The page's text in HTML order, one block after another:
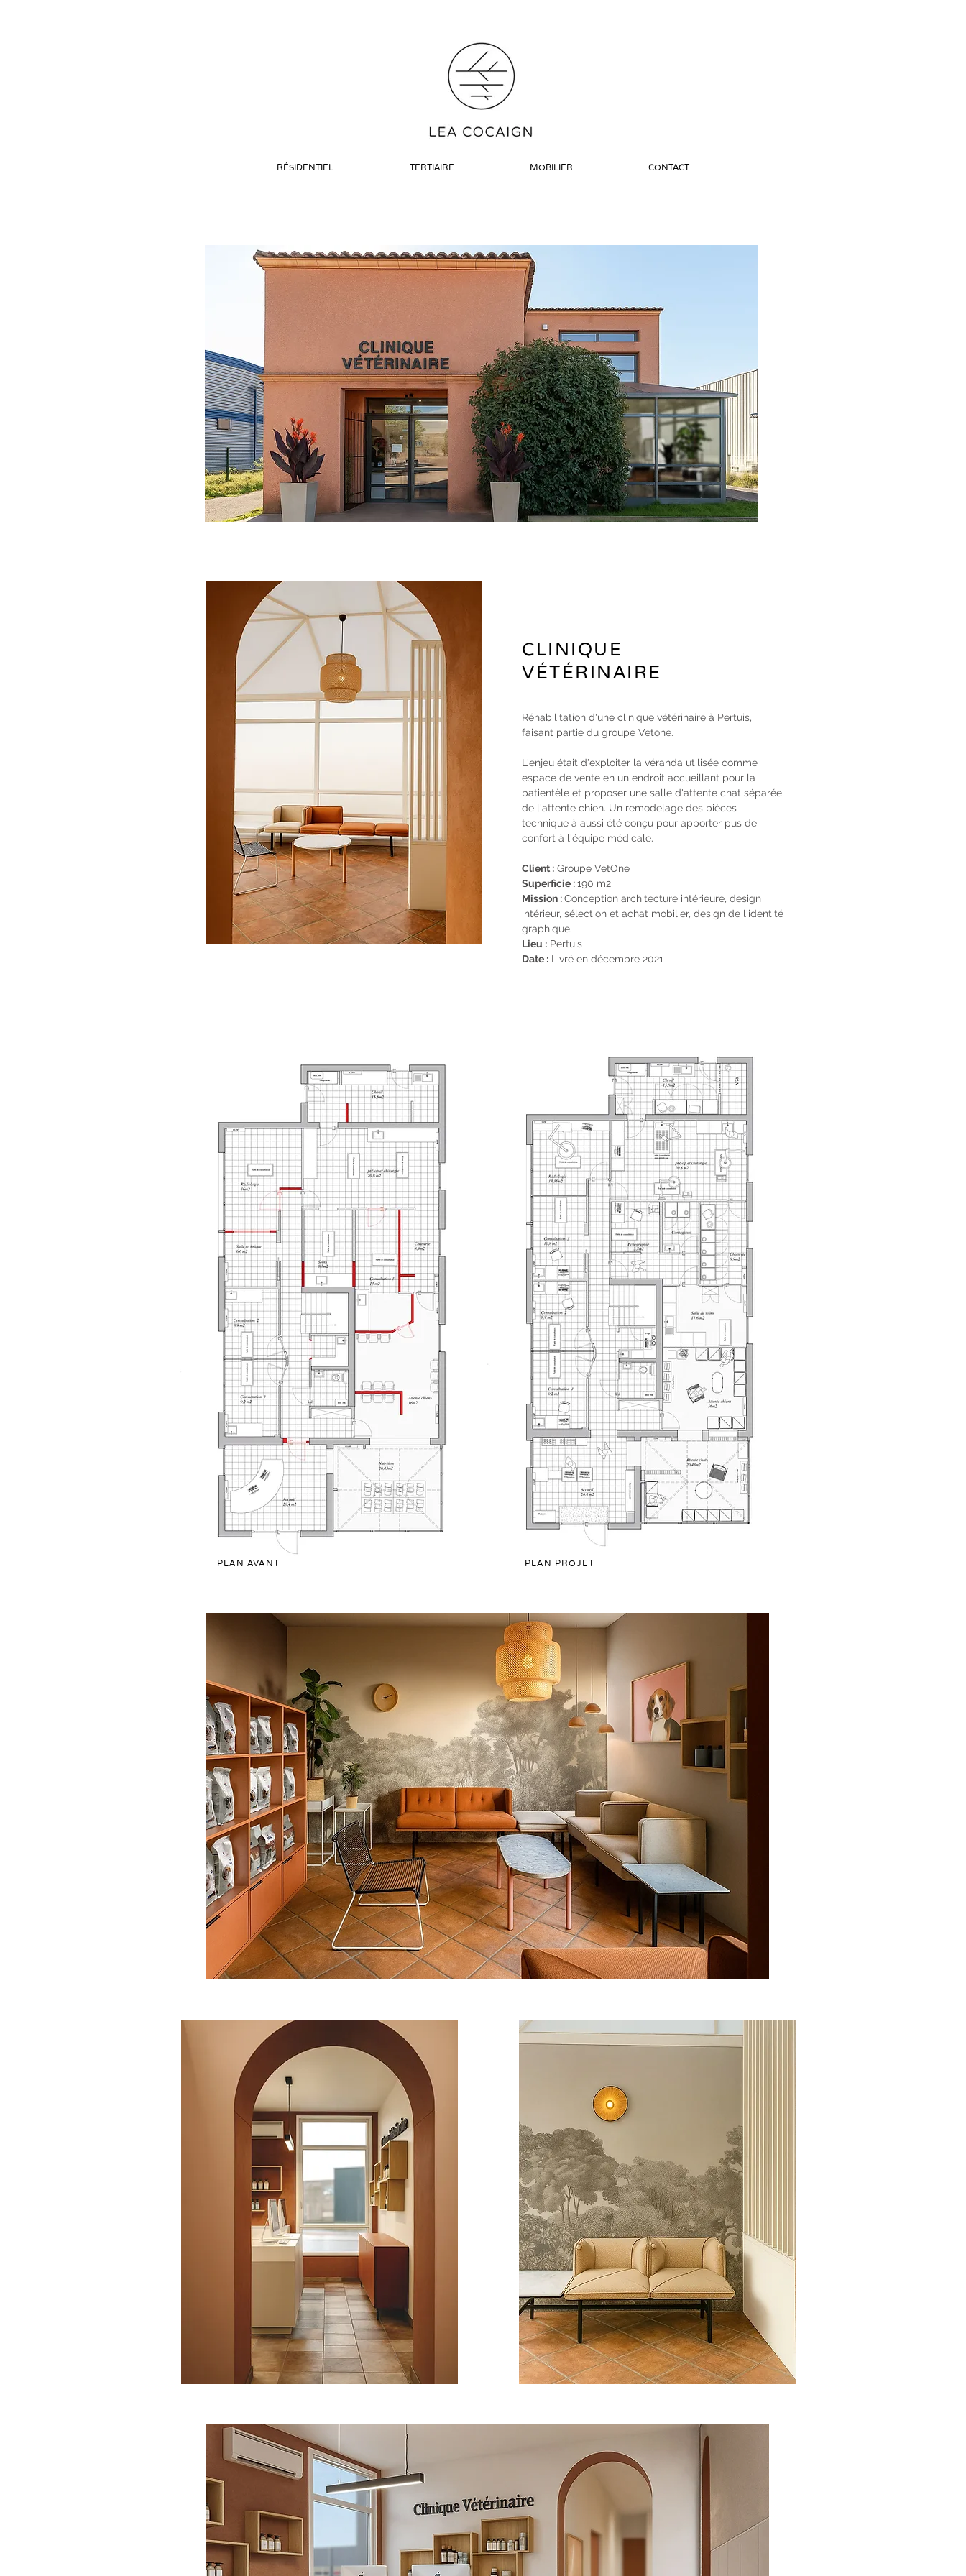
RÉSIDENTIEL TERTIAIRE MOBILIER CONTACT
CLINIQUE
VÉTÉRINAIRE
Réhabilitation d'une clinique vétérinaire à Pertuis,
faisant partie du groupe Vetone.
L'enjeu était d'exploiter la véranda utilisée comme
espace de vente en un endroit accueillant pour la
patientèle et proposer une salle d'attente chat séparée
de l'attente chien. Un remodelage des pièces
technique à aussi été conçu pour apporter pus de
confort à l'équipe médicale.
Client : Groupe VetOne
Superficie :190 m2
Mission :Conception architecture intérieure, design
intérieur, sélection et achat mobilier, design de l'identité
graphique.
Lieu : Pertuis
Date : Livré en décembre 2021
PLAN AVANT PLAN PROJET